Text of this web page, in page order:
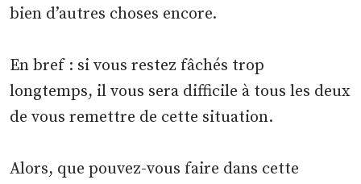
bien d’autres choses encore.
En bref : si vous restez fâchés trop
longtemps, il vous sera difficile à tous les deux
de vous remettre de cette situation.
Alors, que pouvez-vous faire dans cette